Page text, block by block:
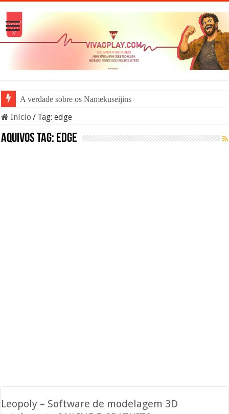
A verdade sobre os Namekuseijins – DRAGO
Início / Tag:edge
Aquivos tag: edge
Leopoly – Software de modelagem 3D